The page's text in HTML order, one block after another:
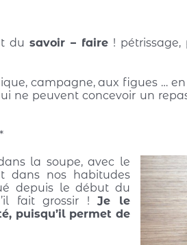
dusavoir – faire !
campagne, aux figues …
ne peuvent concevoir un
la soupe, avec le
dans nos habitudes
depuis le début du
fait grossir !Je le
puisqu’il permet de